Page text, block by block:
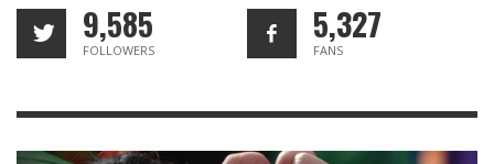
9,585
FOLLOWERS
5,327
FANS